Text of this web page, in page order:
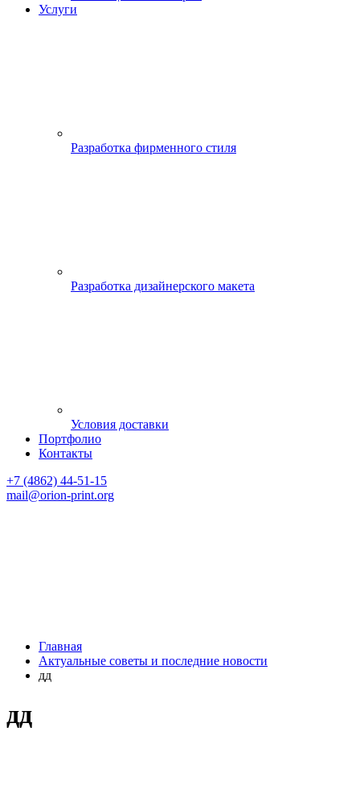
Услуги
Разработка фирменного стиля
Разработка дизайнерского макета
Условия доставки
Портфолио
Контакты
+7 (4862) 44-51-15
mail@orion-print.org
Главная
Актуальные советы и последние новости
дд
дд